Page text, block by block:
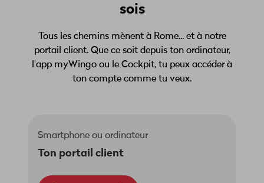
sois
Tous les chemins mènent à Rome... et à notre
portail client. Que ce soit depuis ton ordinateur,
l'app myWingo ou le Cockpit, tu peux accéder à
ton compte comme tu veux.
Smartphone ou ordinateur
Ton portail client